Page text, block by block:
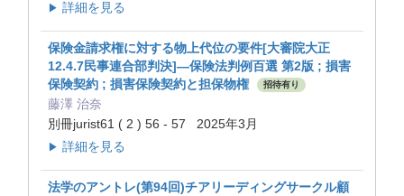
▶ 詳細を見る
保険金請求権に対する物上代位の要件[大審院大正
12.4.7民事連合部判決]—保険法判例百選 第2版 ; 損害
保険契約 ; 損害保険契約と担保物権
招待有り
藤澤 治奈
別冊jurist61 ( 2 ) 56 - 57 2025年3月
▶ 詳細を見る
法学のアントレ(第94回)チアリーディングサークル顧